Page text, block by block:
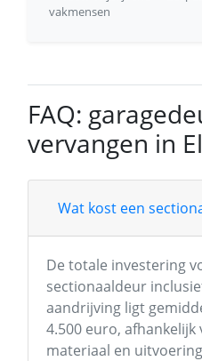
vakmensen
FAQ:
vervangen in
Wat kost een
De totale investering
sectionaaldeur
aandrijving ligt
4.500 euro, afhankelijk
materiaal en